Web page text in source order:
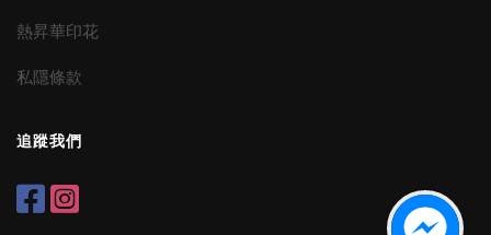
熱昇華印花
私隱條款
追蹤我們